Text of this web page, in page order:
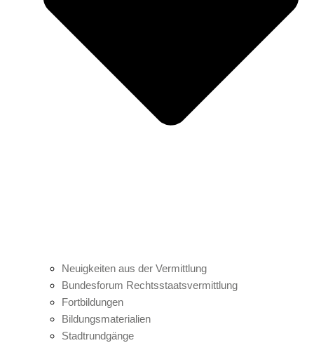
Neuigkeiten aus der Vermittlung
Bundesforum Rechtsstaatsvermittlung
Fortbildungen
Bildungsmaterialien
Stadtrundgänge